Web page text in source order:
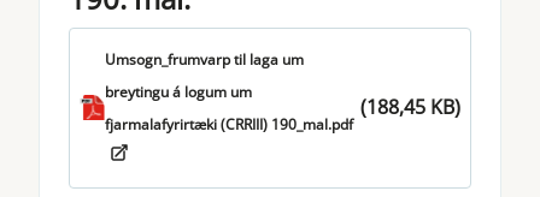
Umsogn_frumvarp til laga um
breytingu á logum um
fjarmalafyrirtæki (CRRIII) 190_mal.pdf
(188,45 KB)